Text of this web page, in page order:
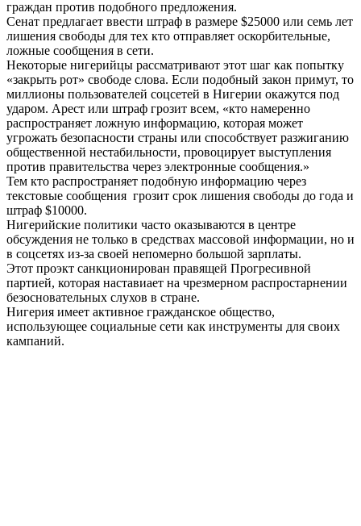
граждан против подобного предложения.
Сенат предлагает ввести штраф в размере $25000 или семь лет
лишения свободы для тех кто отправляет оскорбительные,
ложные сообщения в сети.
Некоторые нигерийцы рассматривают этот шаг как попытку
«закрыть рот» свободе слова. Если подобный закон примут, то
миллионы пользователей соцсетей в Нигерии окажутся под
ударом. Арест или штраф грозит всем, «кто намеренно
распространяет ложную информацию, которая может
угрожать безопасности страны или способствует разжиганию
общественной нестабильности, провоцирует выступления
против правительства через электронные сообщения.»
Тем кто распространяет подобную информацию через
текстовые сообщения грозит срок лишения свободы до года и
штраф $10000.
Нигерийские политики часто оказываются в центре
обсуждения не только в средствах массовой информации, но и
в соцсетях из-за своей непомерно большой зарплаты.
Этот проэкт санкционирован правящей Прогресивной
партией, которая наставиает на чрезмерном распростарнении
безосновательных слухов в стране.
Нигерия имеет активное гражданское общество,
использующее социальные сети как инструменты для своих
кампаний.